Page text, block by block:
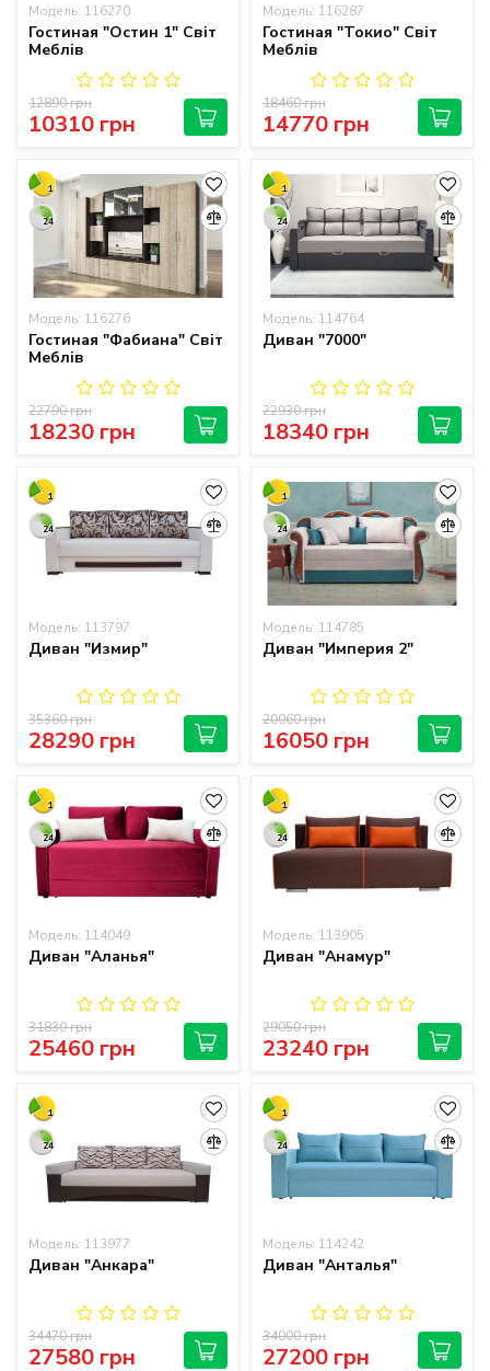
Модель: 116270
Гостиная "Остин 1" Світ
Меблів
10310 грн
12890 грн
Модель: 116287
Гостиная "Токио" Світ
Меблів
14770 грн
18460 грн
1
24
Модель: 116276
Гостиная "Фабиана" Світ
Меблів
18230 грн
22790 грн
1
24
Модель: 114764
Диван "7000"
18340 грн
22930 грн
1
24
Модель: 113797
Диван "Измир"
28290 грн
35360 грн
1
24
Модель: 114785
Диван "Империя 2"
16050 грн
20060 грн
1
24
Модель: 114049
Диван "Аланья"
25460 грн
31830 грн
1
24
Модель: 113905
Диван "Анамур"
23240 грн
29050 грн
1
24
Модель: 113977
Диван "Анкара"
27580 грн
34470 грн
1
24
Модель: 114242
Диван "Анталья"
27200 грн
34000 грн